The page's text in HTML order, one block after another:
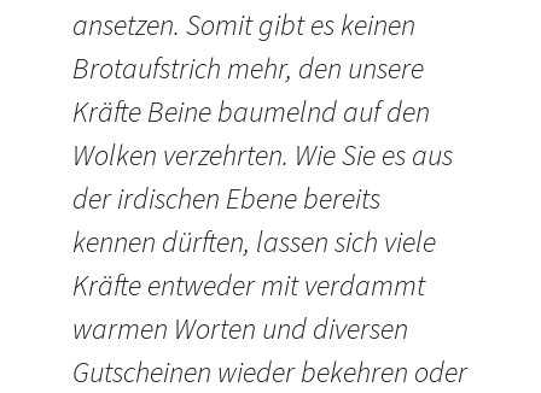
ansetzen. Somit gibt es keinen
Brotaufstrich mehr, den unsere
Kräfte Beine baumelnd auf den
Wolken verzehrten. Wie Sie es aus
der irdischen Ebene bereits
kennen dürften, lassen sich viele
Kräfte entweder mit verdammt
warmen Worten und diversen
Gutscheinen wieder bekehren oder